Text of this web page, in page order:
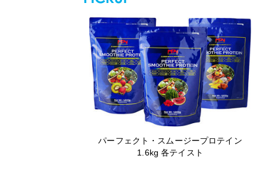
パーフェクト・スムージープロテイン
1.6kg 各テイスト